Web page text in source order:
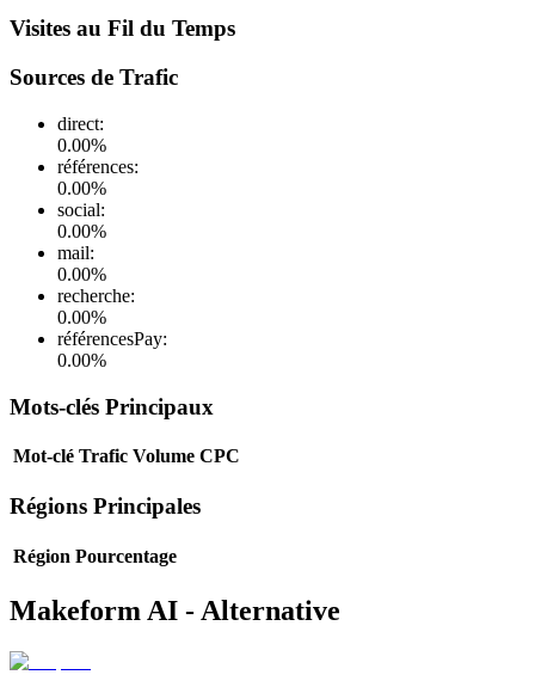
Visites au Fil du Temps
Sources de Trafic
direct:
0.00%
références:
0.00%
social:
0.00%
mail:
0.00%
recherche:
0.00%
référencesPay:
0.00%
Mots-clés Principaux
Mot-clé Trafic Volume CPC
Régions Principales
Région Pourcentage
Makeform AI - Alternative